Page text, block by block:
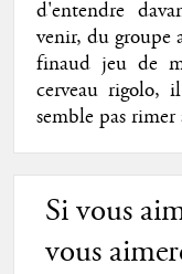
d'entendre
venir, du groupe
finaud jeu de
cerveau rigolo,
semble pas rimer
Si vous
vous